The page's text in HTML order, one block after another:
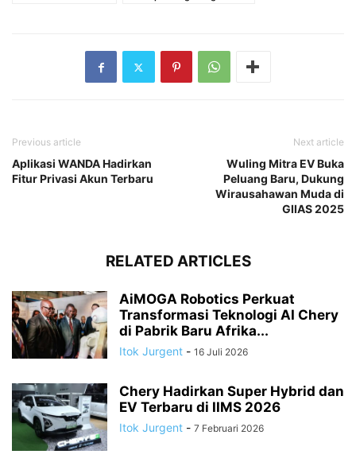
Previous article
Aplikasi WANDA Hadirkan
Fitur Privasi Akun Terbaru
Next article
Wuling Mitra EV Buka
Peluang Baru, Dukung
Wirausahawan Muda di
GIIAS 2025
RELATED ARTICLES
AiMOGA Robotics Perkuat
Transformasi Teknologi AI Chery
di Pabrik Baru Afrika...
Itok Jurgent - 16 Juli 2026
Chery Hadirkan Super Hybrid dan
EV Terbaru di IIMS 2026
Itok Jurgent - 7 Februari 2026